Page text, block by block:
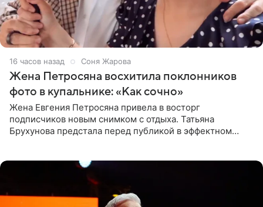
16 часов назад Соня Жарова
Жена Петросяна восхитила поклонников
фото в купальнике: «Как сочно»
Жена Евгения Петросяна привела в восторг
подписчиков новым снимком с отдыха. Татьяна
Брухунова предстала перед публикой в эффектном